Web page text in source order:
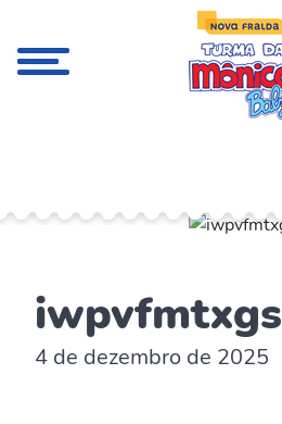
iwpvfmtxgs
4 de dezembro de 2025